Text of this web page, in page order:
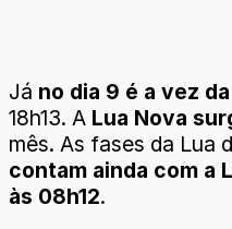
Já no dia 9 é a vez
18h13. A Lua Nova
mês. As fases da Lua
contam ainda com a
às 08h12.